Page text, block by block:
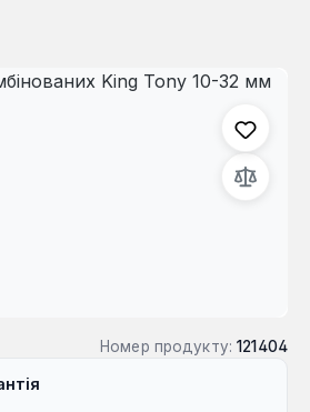
зображень
Номер продукту: 121404